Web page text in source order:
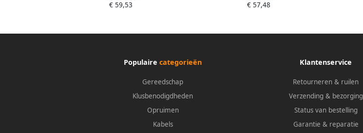
| 12 paar 11-800-9
€ 59,53
II | 12 paar 27-805-10
€ 57,48
Populaire categorieën
Gereedschap
Klusbenodigdheden
Opruimen
Kabels
Klantenservice
Retourneren & ruilen
Verzending & bezorging
Status van bestelling
Garantie & reparatie